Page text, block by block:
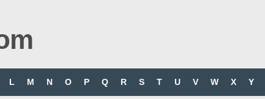
L M N O P Q R S T U V W X Y